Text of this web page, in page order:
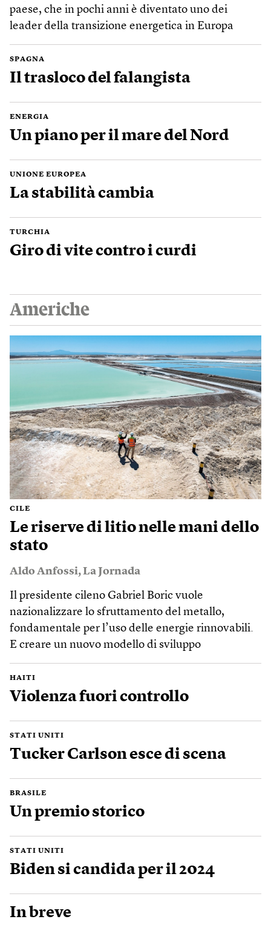
paese, che in pochi anni è diventato uno dei
leader della transizione energetica in Europa
SPAGNA
Il trasloco del falangista
ENERGIA
Un piano per il mare del Nord
UNIONE EUROPEA
La stabilità cambia
TURCHIA
Giro di vite contro i curdi
Americhe
CILE
Le riserve di litio nelle mani dello
stato
Aldo Anfossi,La Jornada
Il presidente cileno Gabriel Boric vuole
nazionalizzare lo sfruttamento del metallo,
fondamentale per l’uso delle energie rinnovabili.
E creare un nuovo modello di sviluppo
HAITI
Violenza fuori controllo
STATI UNITI
Tucker Carlson esce di scena
BRASILE
Un premio storico
STATI UNITI
Biden si candida per il 2024
In breve